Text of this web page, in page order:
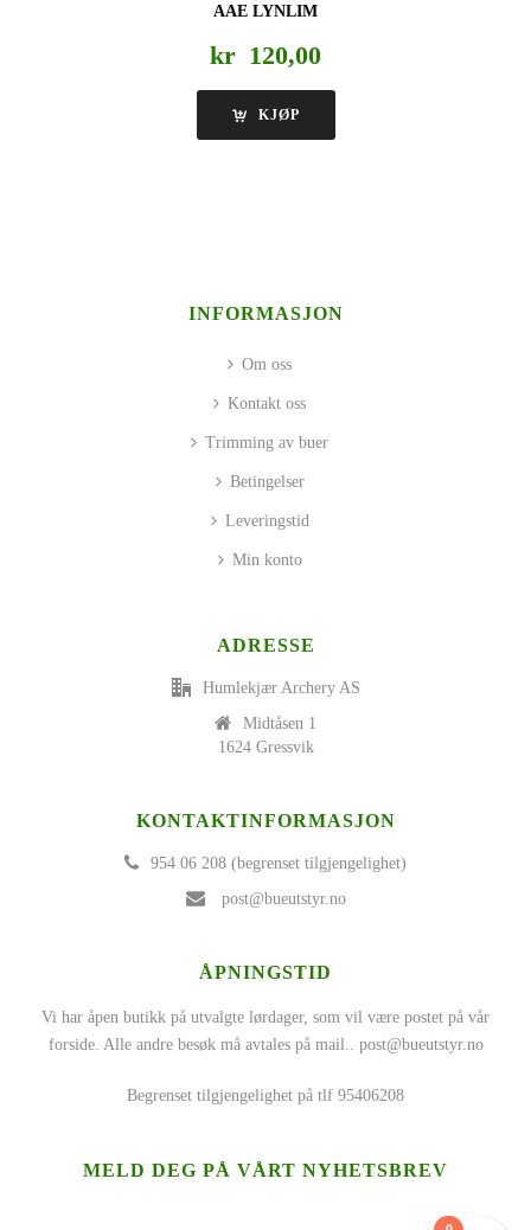
AAE LYNLIM
kr 120,00
KJØP
INFORMASJON
Om oss
Kontakt oss
Trimming av buer
Betingelser
Leveringstid
Min konto
ADRESSE
Humlekjær Archery AS
Midtåsen 1
1624 Gressvik
KONTAKTINFORMASJON
954 06 208 (begrenset tilgjengelighet)
post@bueutstyr.no
ÅPNINGSTID
Vi har åpen butikk på utvalgte lørdager, som vil være postet på vår
forside. Alle andre besøk må avtales på mail.. post@bueutstyr.no
Begrenset tilgjengelighet på tlf 95406208
MELD DEG PÅ VÅRT NYHETSBREV